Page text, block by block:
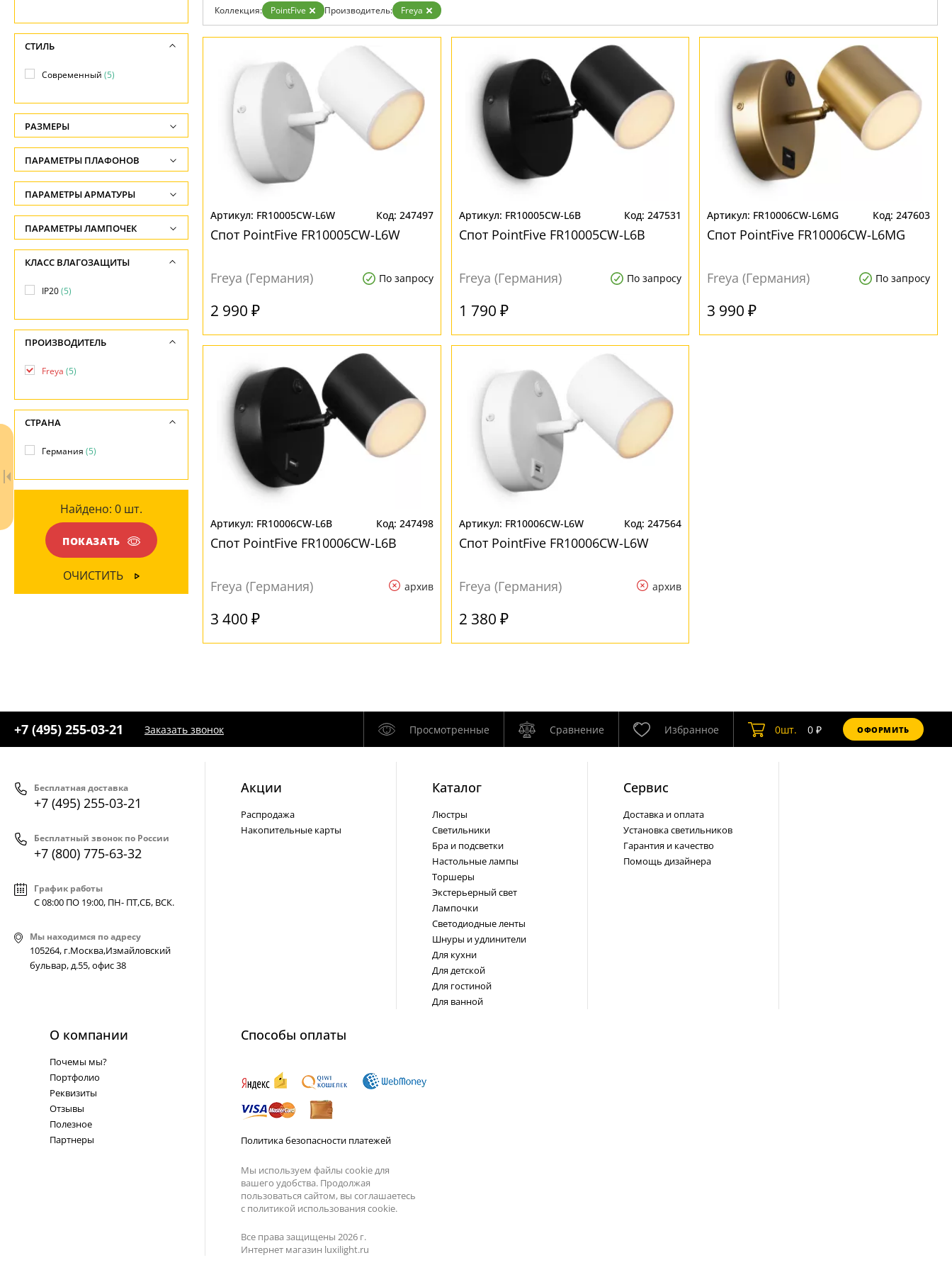
Контакты
- бесплатно по России
Прозрачные
Хром
Черные
Коллекция: PointFive Производитель: Freya
FR10005CW-L6W 247497
Спот PointFive FR10005CW-L6W
Freya (Германия) По запросу
2 990 ₽
FR10005CW-L6B 247531
Спот PointFive FR10005CW-L6B
Freya (Германия) По запросу
1 790 ₽
FR10006CW-L6MG 247603
Спот PointFive FR10006CW-L6MG
Freya (Германия) По запросу
3 990 ₽
FR10006CW-L6B 247498
Спот PointFive FR10006CW-L6B
Freya (Германия) архив
3 400 ₽
FR10006CW-L6W 247564
Спот PointFive FR10006CW-L6W
Freya (Германия) архив
2 380 ₽
СТИЛЬ
Современный (5)
РАЗМЕРЫ
Высота, см
-
Ширина, см
-
Длина, см
-
ПАРАМЕТРЫ ПЛАФОНОВ
ФОРМА ПЛАФОНА
Цилиндр(5)
ПОВЕРХНОСТЬ
Матовый
Металл
ЦВЕТ ПЛАФОНОВ
Белый(2)
Желтый(1)
Черный(2)
ПАРАМЕТРЫ АРМАТУРЫ
ЦВЕТ АРМАТУРЫ
Белый(2)
МАТЕРИАЛ
Металл
ПОВЕРХНОСТЬ
ПАРАМЕТРЫ ЛАМПОЧЕК
Общая мощность ламп
-
Напряжение
-
КЛАСС ВЛАГОЗАЩИТЫ
IP20(5)
ПРОИЗВОДИТЕЛЬ
Freya (5)
СТРАНА
Германия (5)
Найдено: 0 шт.
ПОКАЗАТЬ
ОЧИСТИТЬ
+7 (495) 255-03-21 Заказать звонок Просмотренные Сравнение Избранное 0шт. 0₽ ОФОРМИТЬ
Бесплатная доставка
+7 (495) 255-03-21
Бесплатный звонок по России
+7 (800) 775-63-32
График работы
С 08:00 ПО 19:00, ПН- ПТ,СБ, ВСК.
Мы находимся по адресу
105264, г.Москва,Измайловский
бульвар, д.55, офис 38
Акции
Распродажа
Накопительные карты
Каталог
Люстры
Светильники
Бра и подсветки
Настольные лампы
Торшеры
Экстерьерный свет
Лампочки
Светодиодные ленты
Шнуры и удлинители
Для кухни
Для детской
Для гостиной
Для ванной
Сервис
Доставка и оплата
Установка светильников
Гарантия и качество
Помощь дизайнера
О компании
Почемы мы?
Портфолио
Реквизиты
Отзывы
Полезное
Партнеры
Способы оплаты
Политика безопасности платежей
Мы используем файлы cookie для
вашего удобства. Продолжая
пользоваться сайтом, вы соглашаетесь
с политикой использования cookie.
Все права защищены 2026 г.
Интернет магазин luxilight.ru